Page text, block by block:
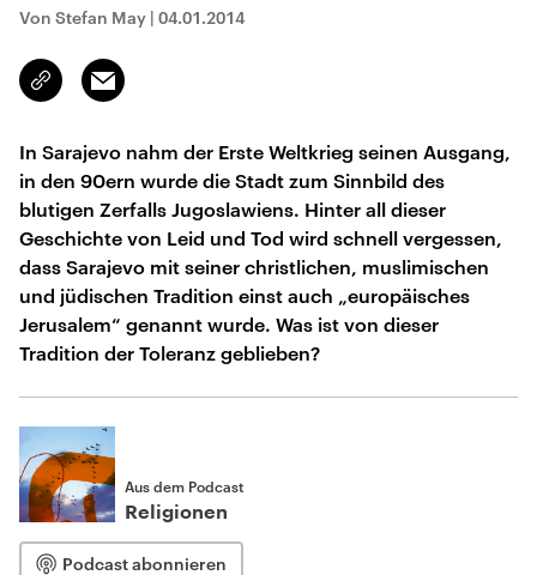
Von Stefan May | 04.01.2014
Link
kopieren/teilen
Email
In Sarajevo nahm der Erste Weltkrieg seinen Ausgang,
in den 90ern wurde die Stadt zum Sinnbild des
blutigen Zerfalls Jugoslawiens. Hinter all dieser
Geschichte von Leid und Tod wird schnell vergessen,
dass Sarajevo mit seiner christlichen, muslimischen
und jüdischen Tradition einst auch „europäisches
Jerusalem“ genannt wurde. Was ist von dieser
Tradition der Toleranz geblieben?
Aus dem Podcast
Religionen
Podcast abonnieren